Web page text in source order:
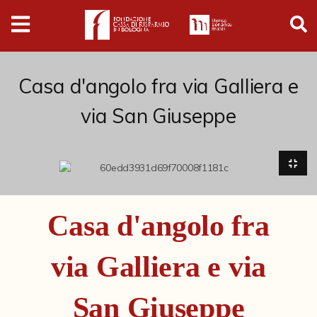
Digital
Humanities
Donazioni
Pubblicazioni
Collezioni
Cataloghi storici
Casa d'angolo fra via Galliera e
via San Giuseppe
Casa d'angolo fra
via Galliera e via
San Giuseppe